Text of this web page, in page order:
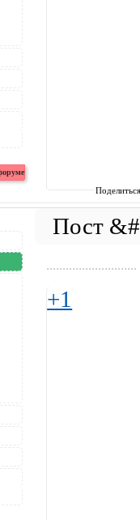
............................
+1